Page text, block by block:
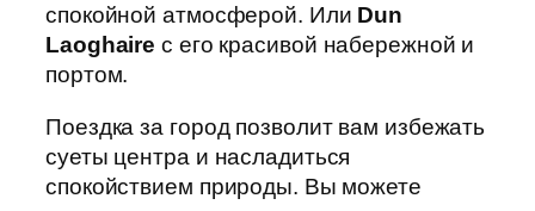
спокойной атмосферой. Или Dun
Laoghaire с его красивой набережной и
портом.
Поездка за город позволит вам избежать
суеты центра и насладиться
спокойствием природы. Вы можете